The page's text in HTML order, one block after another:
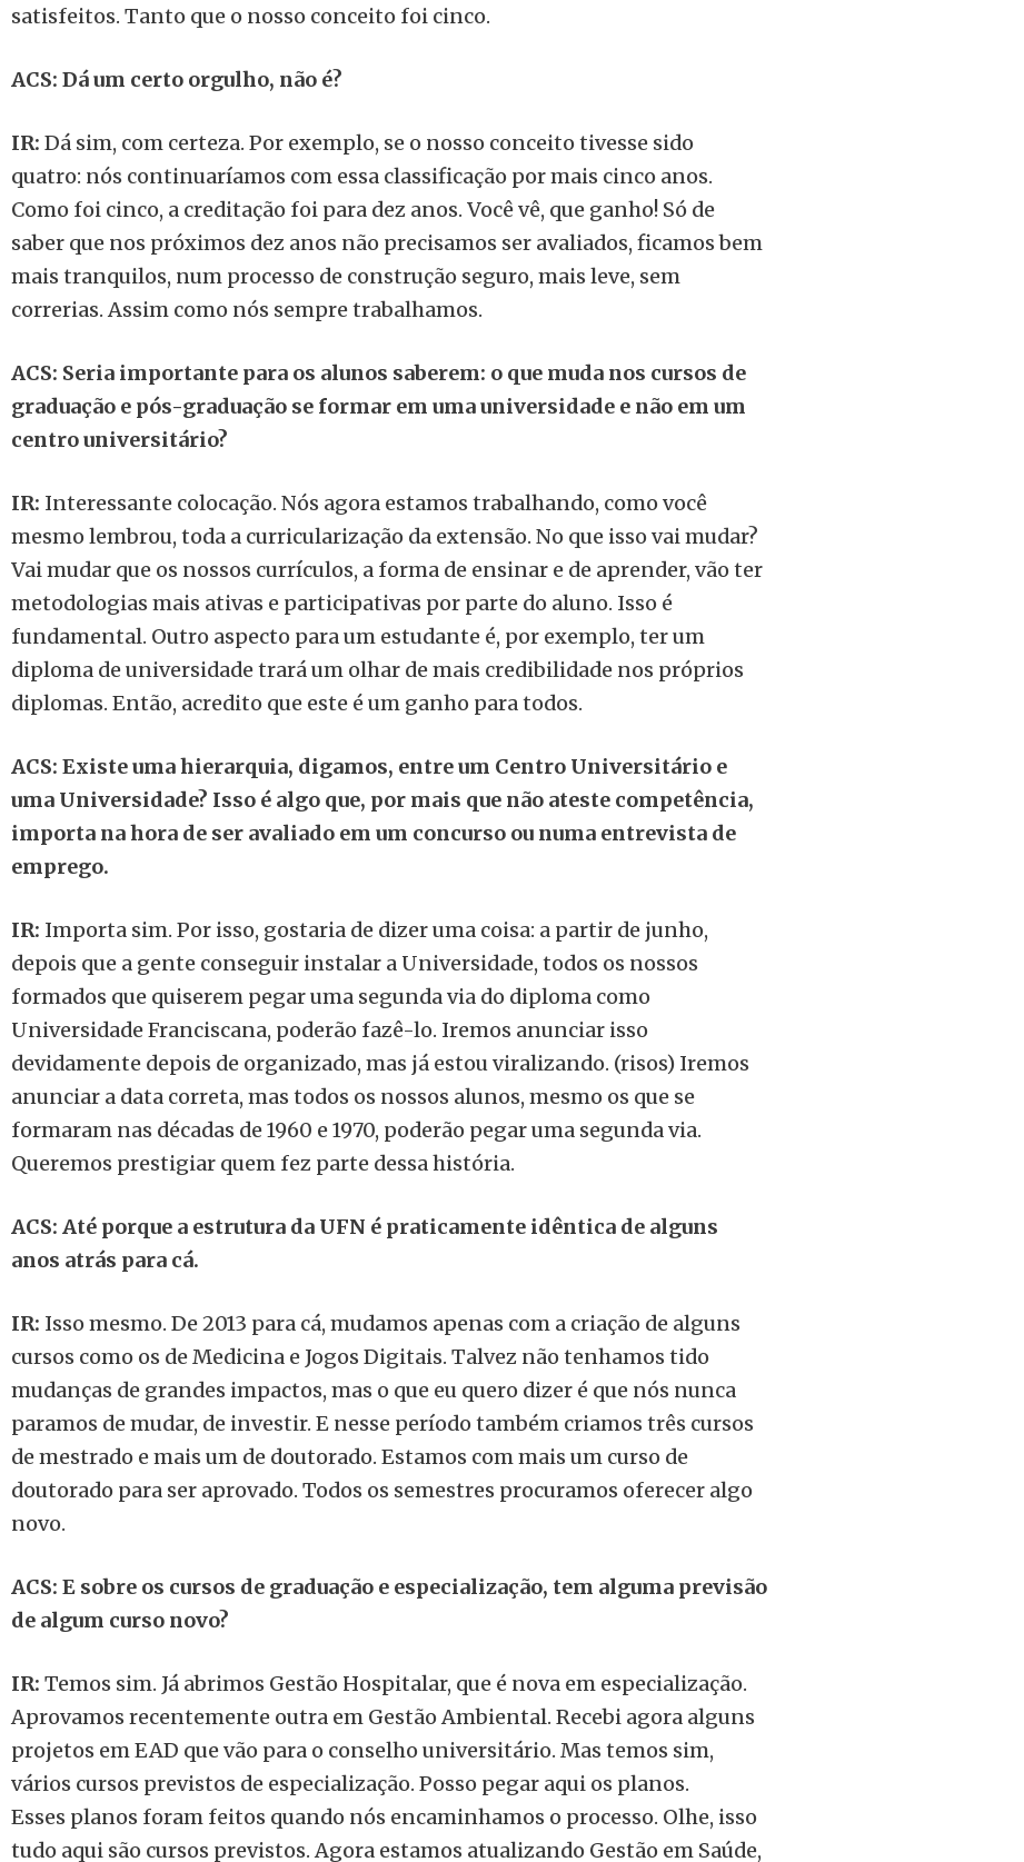
satisfeitos. Tanto que o nosso conceito foi cinco.
ACS: Dá um certo orgulho, não é?
IR: Dá sim, com certeza. Por exemplo, se o nosso conceito tivesse sido
quatro: nós continuaríamos com essa classificação por mais cinco anos.
Como foi cinco, a creditação foi para dez anos. Você vê, que ganho! Só de
saber que nos próximos dez anos não precisamos ser avaliados, ficamos bem
mais tranquilos, num processo de construção seguro, mais leve, sem
correrias. Assim como nós sempre trabalhamos.
ACS: Seria importante para os alunos saberem: o que muda nos cursos de
graduação e pós-graduação se formar em uma universidade e não em um
centro universitário?
IR: Interessante colocação. Nós agora estamos trabalhando, como você
mesmo lembrou, toda a curricularização da extensão. No que isso vai mudar?
Vai mudar que os nossos currículos, a forma de ensinar e de aprender, vão ter
metodologias mais ativas e participativas por parte do aluno. Isso é
fundamental. Outro aspecto para um estudante é, por exemplo, ter um
diploma de universidade trará um olhar de mais credibilidade nos próprios
diplomas. Então, acredito que este é um ganho para todos.
ACS: Existe uma hierarquia, digamos, entre um Centro Universitário e
uma Universidade? Isso é algo que, por mais que não ateste competência,
importa na hora de ser avaliado em um concurso ou numa entrevista de
emprego.
IR: Importa sim. Por isso, gostaria de dizer uma coisa: a partir de junho,
depois que a gente conseguir instalar a Universidade, todos os nossos
formados que quiserem pegar uma segunda via do diploma como
Universidade Franciscana, poderão fazê-lo. Iremos anunciar isso
devidamente depois de organizado, mas já estou viralizando. (risos) Iremos
anunciar a data correta, mas todos os nossos alunos, mesmo os que se
formaram nas décadas de 1960 e 1970, poderão pegar uma segunda via.
Queremos prestigiar quem fez parte dessa história.
ACS: Até porque a estrutura da UFN é praticamente idêntica de alguns
anos atrás para cá.
IR: Isso mesmo. De 2013 para cá, mudamos apenas com a criação de alguns
cursos como os de Medicina e Jogos Digitais. Talvez não tenhamos tido
mudanças de grandes impactos, mas o que eu quero dizer é que nós nunca
paramos de mudar, de investir. E nesse período também criamos três cursos
de mestrado e mais um de doutorado. Estamos com mais um curso de
doutorado para ser aprovado. Todos os semestres procuramos oferecer algo
novo.
ACS: E sobre os cursos de graduação e especialização, tem alguma previsão
de algum curso novo?
IR: Temos sim. Já abrimos Gestão Hospitalar, que é nova em especialização.
Aprovamos recentemente outra em Gestão Ambiental. Recebi agora alguns
projetos em EAD que vão para o conselho universitário. Mas temos sim,
vários cursos previstos de especialização. Posso pegar aqui os planos.
Esses planos foram feitos quando nós encaminhamos o processo. Olhe, isso
tudo aqui são cursos previstos. Agora estamos atualizando Gestão em Saúde,